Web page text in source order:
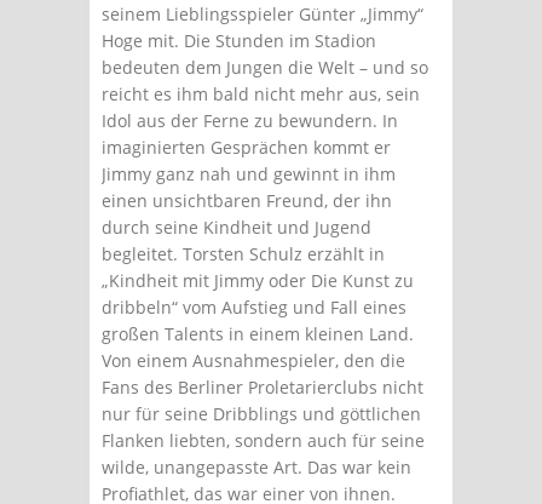
seinem Lieblingsspieler Günter „Jimmy“
Hoge mit. Die Stunden im Stadion
bedeuten dem Jungen die Welt – und so
reicht es ihm bald nicht mehr aus, sein
Idol aus der Ferne zu bewundern. In
imaginierten Gesprächen kommt er
Jimmy ganz nah und gewinnt in ihm
einen unsichtbaren Freund, der ihn
durch seine Kindheit und Jugend
begleitet. Torsten Schulz erzählt in
„Kindheit mit Jimmy oder Die Kunst zu
dribbeln“ vom Aufstieg und Fall eines
großen Talents in einem kleinen Land.
Von einem Ausnahmespieler, den die
Fans des Berliner Proletarierclubs nicht
nur für seine Dribblings und göttlichen
Flanken liebten, sondern auch für seine
wilde, unangepasste Art. Das war kein
Profiathlet, das war einer von ihnen.